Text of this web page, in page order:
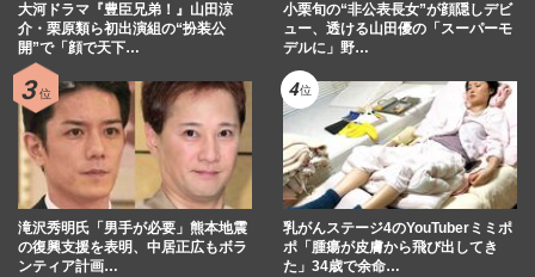
大河ドラマ『豊臣兄弟！』山田涼
介・栗原類ら初出演組の“扮装公
開”で「顔で天下…
小栗旬の“非公表長女”が顔隠しデビ
ュー、透ける山田優の「スーパーモ
デルに」野…
滝沢秀明氏「男手が必要」熊本地震
の復興支援を表明、中居正広もボラ
ンティア計画…
乳がんステージ4のYouTuberミミポ
ポ「腫瘍が皮膚から飛び出してき
た」34歳で余命…